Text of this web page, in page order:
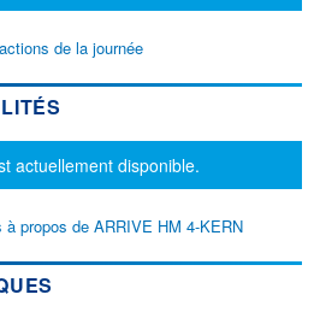
de la journée
actuellement disponible.
propos de ARRIVE HM 4-KERN